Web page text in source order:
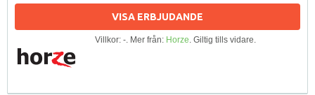
VISA ERBJUDANDE
Villkor: -. Mer från: Horze. Giltig tills vidare.